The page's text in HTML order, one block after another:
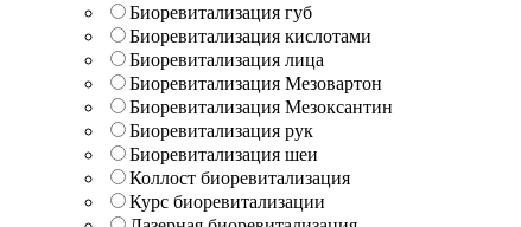
Биоревитализация губ
Биоревитализация кислотами
Биоревитализация лица
Биоревитализация Мезовартон
Биоревитализация Мезоксантин
Биоревитализация рук
Биоревитализация шеи
Коллост биоревитализация
Курс биоревитализации